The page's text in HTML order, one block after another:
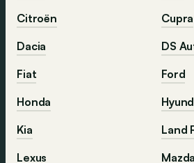
Citroën
Cupra
Dacia
DS
Fiat
Ford
Honda
Kia
Land
Lexus
Mazda